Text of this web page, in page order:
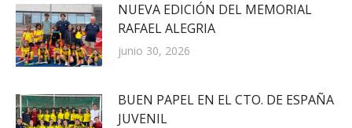
NUEVA EDICIÓN DEL MEMORIAL
RAFAEL ALEGRIA
junio 30, 2026
BUEN PAPEL EN EL CTO. DE ESPAÑA
JUVENIL